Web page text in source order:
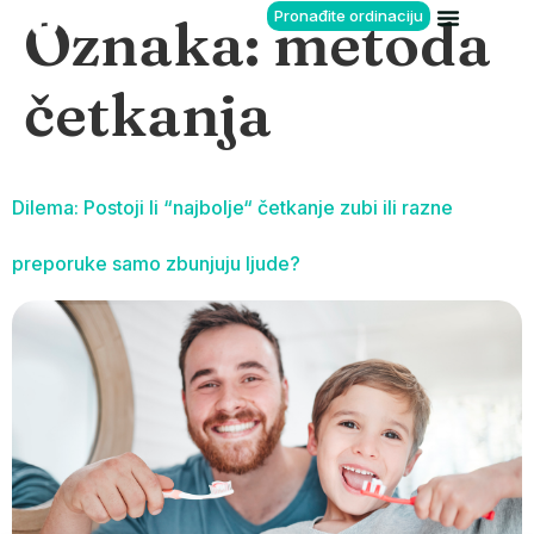
Pronađite ordinaciju
Oznaka:metoda
četkanja
Dilema: Postoji li “najbolje“ četkanje zubi ili razne
preporuke samo zbunjuju ljude?